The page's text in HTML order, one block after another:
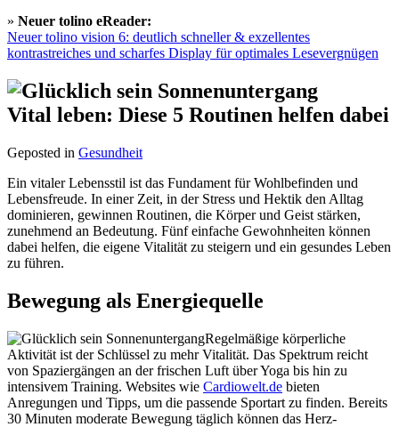
» Neuer tolino eReader:
Neuer tolino vision 6: deutlich schneller & exzellentes
kontrastreiches und scharfes Display für optimales Lesevergnügen
Vital leben: Diese 5 Routinen helfen dabei
Geposted in Gesundheit
Ein vitaler Lebensstil ist das Fundament für Wohlbefinden und
Lebensfreude. In einer Zeit, in der Stress und Hektik den Alltag
dominieren, gewinnen Routinen, die Körper und Geist stärken,
zunehmend an Bedeutung. Fünf einfache Gewohnheiten können
dabei helfen, die eigene Vitalität zu steigern und ein gesundes Leben
zu führen.
Bewegung als Energiequelle
Regelmäßige körperliche
Aktivität ist der Schlüssel zu mehr Vitalität. Das Spektrum reicht
von Spaziergängen an der frischen Luft über Yoga bis hin zu
intensivem Training. Websites wie Cardiowelt.de bieten
Anregungen und Tipps, um die passende Sportart zu finden. Bereits
30 Minuten moderate Bewegung täglich können das Herz-